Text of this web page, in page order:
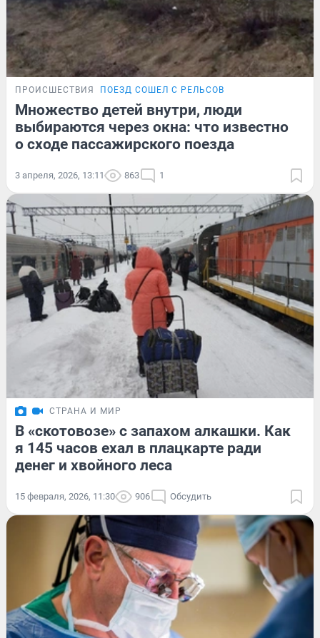
ПРОИСШЕСТВИЯ ПОЕЗД СОШЕЛ С РЕЛЬСОВ
Множество детей внутри, люди
выбираются через окна: что известно
о сходе пассажирского поезда
3 апреля, 2026, 13:11 863 1
СТРАНА И МИР
В «скотовозе» с запахом алкашки. Как
я 145 часов ехал в плацкарте ради
денег и хвойного леса
15 февраля, 2026, 11:30 906 Обсудить